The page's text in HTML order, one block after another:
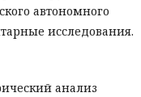
автономного
исследования.
анализ